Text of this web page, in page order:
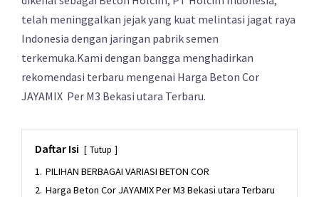
telah meninggalkan jejak yang kuat melintasi jagat raya
Indonesia dengan jaringan pabrik semen
terkemuka.Kami dengan bangga menghadirkan
rekomendasi terbaru mengenai Harga Beton Cor
JAYAMIX Per M3 Bekasi utara Terbaru.
Daftar Isi Tutup
1. PILIHAN BERBAGAI VARIASI BETON COR
2. Harga Beton Cor JAYAMIX Per M3 Bekasi utara Terbaru